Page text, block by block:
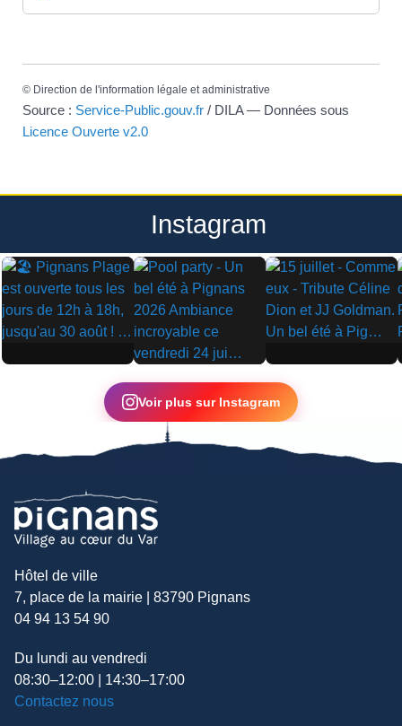
© Direction de l'information légale et administrative
Source : Service-Public.gouv.fr / DILA — Données sous
Licence Ouverte v2.0
Instagram
▶
▶
▶
Voir plus sur Instagram
Hôtel de ville
7, place de la mairie | 83790 Pignans
04 94 13 54 90
Du lundi au vendredi
08:30–12:00 | 14:30–17:00
Contactez nous